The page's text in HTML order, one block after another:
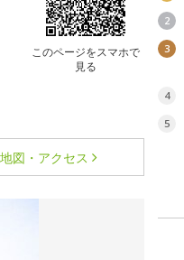
このページをスマホで
見る
地図・アクセス
2
3
4
5